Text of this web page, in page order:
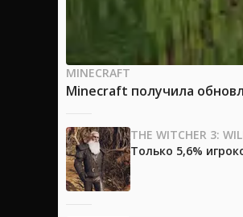
MINECRAFT
Minecraft получила
THE WITCHER 3:
Только 5,6%